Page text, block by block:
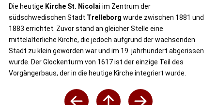
Die heutige Kirche St. Nicolai im Zentrum der
südschwedischen Stadt Trelleborg wurde zwischen 1881 und
1883 errichtet. Zuvor stand an gleicher Stelle eine
mittelalterliche Kirche, die jedoch aufgrund der wachsenden
Stadt zu klein geworden war und im 19. jahrhundert abgerissen
wurde. Der Glockenturm von 1617 ist der einzige Teil des
Vorgängerbaus, der in die heutige Kirche integriert wurde.